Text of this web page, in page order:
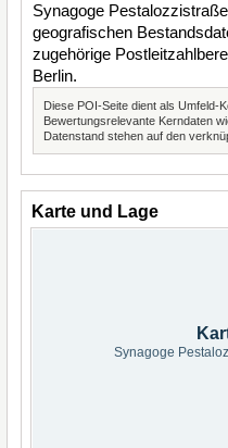
Synagoge
geografischen
zugehörige
Berlin.
Diese POI-Seite dient als Umfeld-
Bewertungsrelevante Kerndaten
Datenstand stehen auf den
Karte und Lage
Synagoge